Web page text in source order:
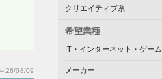
26/08/09
クリエイティブ系
希望業種
IT・インターネット・ゲーム
メーカー